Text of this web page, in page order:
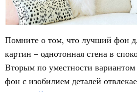
Помните о том, что лучший фон
картин – однотонная стена в
Вторым по уместности
фон с изобилием деталей